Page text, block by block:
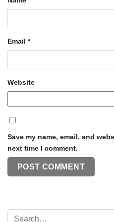
Email *
Website
Save my name, email, and
next time I comment.